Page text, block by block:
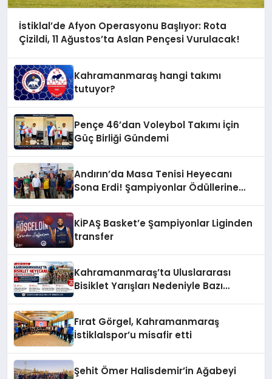
İstiklal’de Afyon Operasyonu Başlıyor: Rota
Çizildi, 11 Ağustos’ta Aslan Pençesi Vurulacak!
Kahramanmaraş hangi takımı
tutuyor?
Pençe 46’dan Voleybol Takımı İçin
Güç Birliği Gündemi
Andırın’da Masa Tenisi Heyecanı
Sona Erdi! Şampiyonlar Ödüllerine
KİPAŞ Basket’e Şampiyonlar Liginden
transfer
Kahramanmaraş’ta Uluslararası
Bisiklet Yarışları Nedeniyle Bazı
Fırat Görgel, Kahramanmaraş
İstiklalspor’u misafir etti
Şehit Ömer Halisdemir’in Ağabeyi